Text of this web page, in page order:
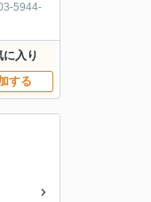
5944-
に入り
する